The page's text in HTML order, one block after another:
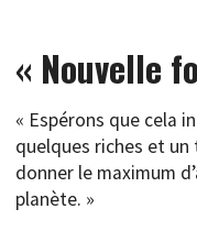
« Nouvelle
« Espérons que cela
quelques riches et un
donner le maximum
planète. »